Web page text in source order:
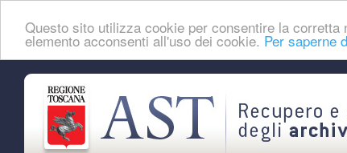
Questo sito utilizza cookie per consentire la corretta
elemento acconsenti all'uso dei cookie. Per saperne